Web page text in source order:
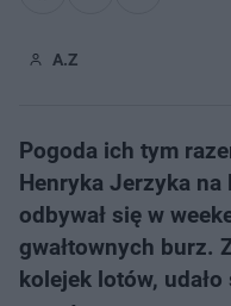
A.Z
Pogoda ich tym
Henryka Jerzyka
odbywał się w
gwałtownych burz.
kolejek lotów,